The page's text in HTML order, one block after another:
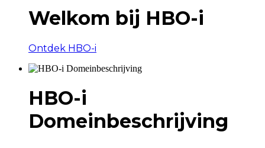
Welkom bij HBO-i
Ontdek HBO-i
HBO-i
Domeinbeschrijving